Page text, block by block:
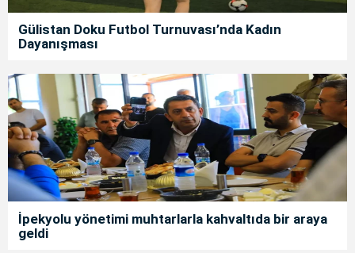
Gülistan Doku Futbol Turnuvası’nda Kadın
Dayanışması
İpekyolu yönetimi muhtarlarla kahvaltıda bir araya
geldi